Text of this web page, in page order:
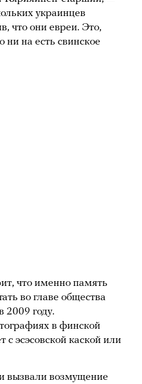
украинцев
что они евреи. Это,
ни на есть свинское
что именно память
во главе общества
2009 году.
в финской
с эсэсовской каской или
вызвали возмущение